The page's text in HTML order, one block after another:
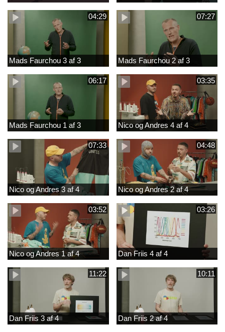
04:29
Mads Faurchou 3 af 3
07:27
Mads Faurchou 2 af 3
06:17
Mads Faurchou 1 af 3
03:35
Nico og Andres 4 af 4
07:33
Nico og Andres 3 af 4
04:48
Nico og Andres 2 af 4
03:52
Nico og Andres 1 af 4
03:26
Dan Friis 4 af 4
11:22
Dan Friis 3 af 4
10:11
Dan Friis 2 af 4